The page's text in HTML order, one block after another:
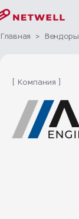
Главная > Вендоры
[ Компания ]